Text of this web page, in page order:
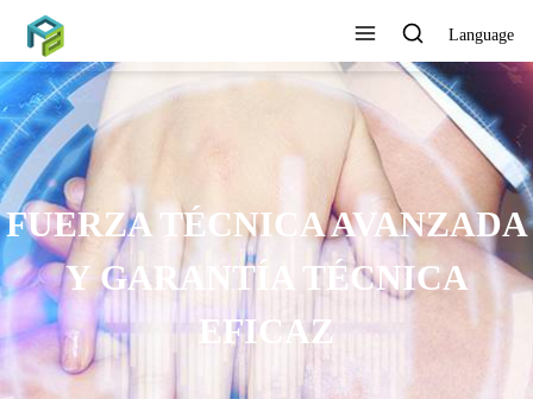
Language
SE OFRECE ORIENTACIÓN
TÉCNICA Y SOLUCIÓN DE
PROYECTOS